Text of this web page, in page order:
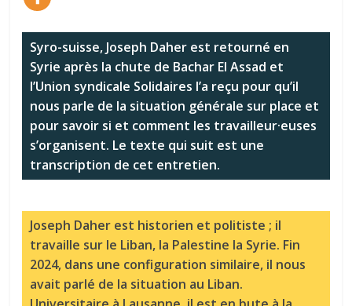
Syro-suisse, Joseph Daher est retourné en
Syrie après la chute de Bachar El Assad et
l’Union syndicale Solidaires l’a reçu pour qu’il
nous parle de la situation générale sur place et
pour savoir si et comment les travailleur·euses
s’organisent. Le texte qui suit est une
transcription de cet entretien.
Joseph Daher est historien et politiste ; il
travaille sur le Liban, la Palestine la Syrie. Fin
2024, dans une configuration similaire, il nous
avait parlé de la situation au Liban.